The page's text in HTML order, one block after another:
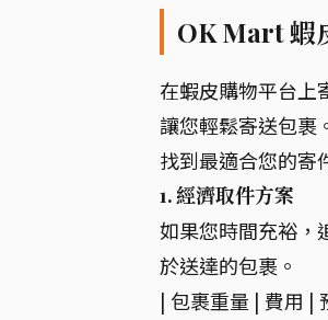
OK Mart 蝦
在蝦皮購物平台上
讓您輕鬆寄送包裹
找到最適合您的寄
1. 經濟取件方案
如果您時間充裕，
於送達的包裹。
| 包裹重量 | 費用 |